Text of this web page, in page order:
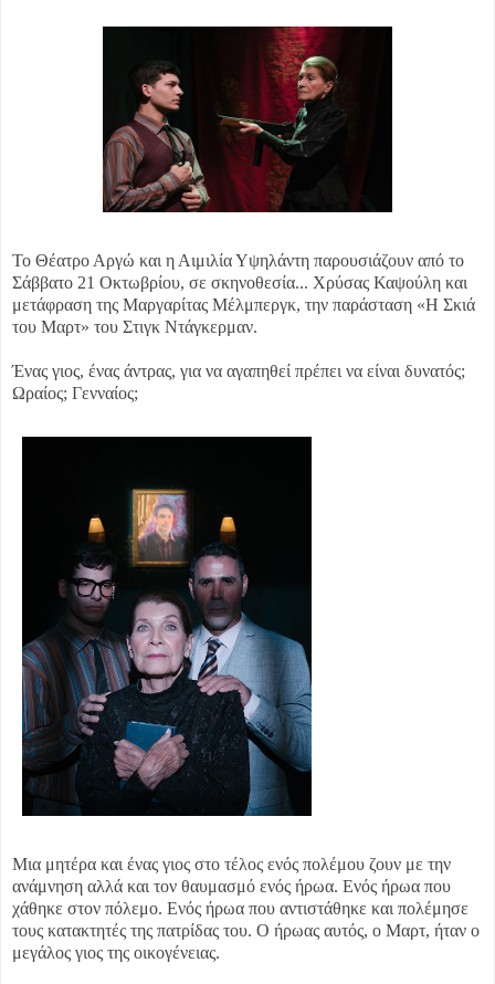
Το Θέατρο Αργώ και η Αιμιλία Υψηλάντη παρουσιάζουν από το
Σάββατο 21 Οκτωβρίου, σε σκηνοθεσία... Χρύσας Καψούλη και
μετάφραση της Μαργαρίτας Μέλμπεργκ, την παράσταση «Η Σκιά
του Μαρτ» του Στιγκ Ντάγκερμαν.
Ένας γιος, ένας άντρας, για να αγαπηθεί πρέπει να είναι δυνατός;
Ωραίος; Γενναίος;
Μια μητέρα και ένας γιος στο τέλος ενός πολέμου ζουν με την
ανάμνηση αλλά και τον θαυμασμό ενός ήρωα. Ενός ήρωα που
χάθηκε στον πόλεμο. Ενός ήρωα που αντιστάθηκε και πολέμησε
τους κατακτητές της πατρίδας του. Ο ήρωας αυτός, ο Μαρτ, ήταν ο
μεγάλος γιος της οικογένειας.